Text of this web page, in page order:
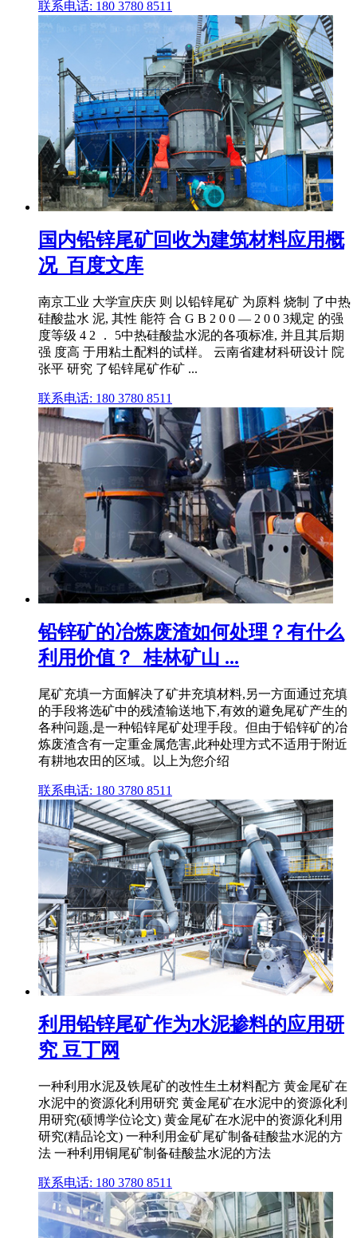
联系电话: 180 3780 8511
国内铅锌尾矿回收为建筑材料应用概
况_百度文库
南京工业 大学宣庆庆 则 以铅锌尾矿 为原料 烧制 了中热
硅酸盐水 泥, 其性 能符 合 G B 2 0 0 — 2 0 0 3规定 的强
度等级 4 2 ． 5中热硅酸盐水泥的各项标准, 并且其后期
强 度高 于用粘土配料的试样。 云南省建材科研设计 院
张平 研究 了铅锌尾矿作矿 ...
联系电话: 180 3780 8511
铅锌矿的冶炼废渣如何处理？有什么
利用价值？_桂林矿山 ...
尾矿充填一方面解决了矿井充填材料,另一方面通过充填
的手段将选矿中的残渣输送地下,有效的避免尾矿产生的
各种问题,是一种铅锌尾矿处理手段。但由于铅锌矿的冶
炼废渣含有一定重金属危害,此种处理方式不适用于附近
有耕地农田的区域。以上为您介绍
联系电话: 180 3780 8511
利用铅锌尾矿作为水泥掺料的应用研
究 豆丁网
一种利用水泥及铁尾矿的改性生土材料配方 黄金尾矿在
水泥中的资源化利用研究 黄金尾矿在水泥中的资源化利
用研究(硕博学位论文) 黄金尾矿在水泥中的资源化利用
研究(精品论文) 一种利用金矿尾矿制备硅酸盐水泥的方
法 一种利用铜尾矿制备硅酸盐水泥的方法
联系电话: 180 3780 8511